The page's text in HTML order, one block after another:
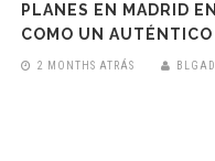
PLANES EN MADRID
COMO UN
2 MONTHS ATRÁS